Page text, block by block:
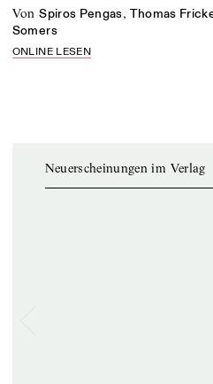
von Spiros Pengas,Thomas
Somers
ONLINE LESEN
Neuerscheinungen im Verlag